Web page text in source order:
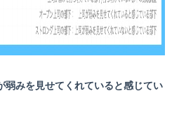
弱みを見せてくれていると感じてい